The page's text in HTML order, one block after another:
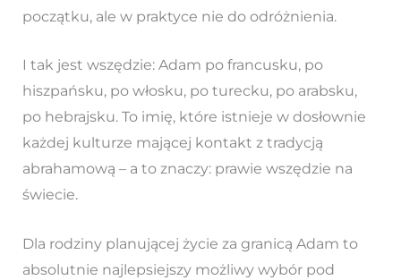
początku, ale w praktyce nie do odróżnienia.
I tak jest wszędzie: Adam po francusku, po
hiszpańsku, po włosku, po turecku, po arabsku,
po hebrajsku. To imię, które istnieje w dosłownie
każdej kulturze mającej kontakt z tradycją
abrahamową – a to znaczy: prawie wszędzie na
świecie.
Dla rodziny planującej życie za granicą Adam to
absolutnie najlepsiejszy możliwy wybór pod